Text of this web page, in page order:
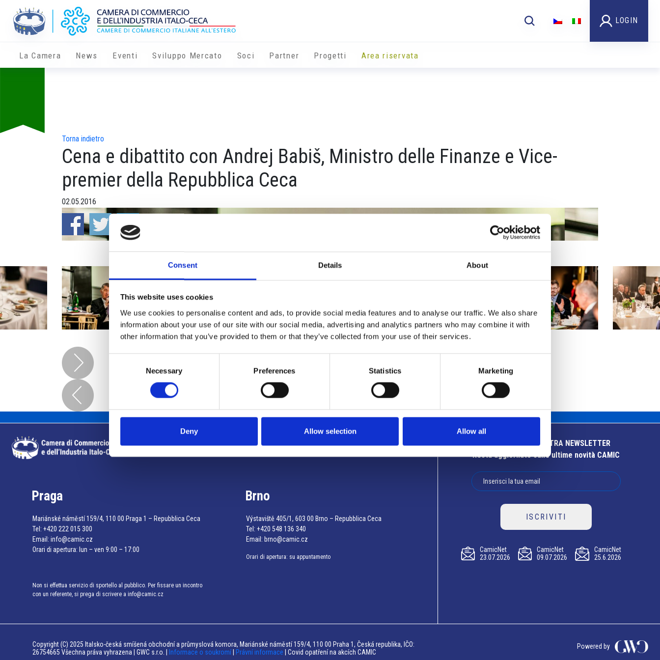
Consent Details About
This website uses cookies
We use cookies to personalise content and ads, to provide social media features and to analyse our traffic. We also share
information about your use of our site with our social media, advertising and analytics partners who may combine it with
other information that you’ve provided to them or that they’ve collected from your use of their services.
Necessary Preferences Statistics Marketing
Deny Allow selection Allow all
LOGIN
La Camera News Eventi Sviluppo Mercato Soci Partner Progetti Area riservata
Foto
Torna indietro
Cena e dibattito con Andrej Babiš, Ministro delle Finanze e Vice-
premier della Repubblica Ceca
02.05.2016
Info utili
Praga
Mariánské náměstí 159/4, 110 00 Praga 1 – Repubblica Ceca
Tel: +420 222 015 300
Email: info@camic.cz
Orari di apertura: lun – ven 9:00 – 17:00
Non si effettua servizio di sportello al pubblico. Per fissare un incontro
con un referente, si prega di scrivere a info@camic.cz
Brno
Výstaviště 405/1, 603 00 Brno – Repubblica Ceca
Tel:+420 548 136 340
Email: brno@camic.cz
Orari di apertura: su appuntamento
ISCRIVITI ALLA NOSTRA NEWSLETTER
Resta aggiornato sulle ultime novità CAMIC
ISCRIVITI
CamicNet
23.07.2026
CamicNet
09.07.2026
CamicNet
25.6.2026
Copyright (C) 2025 Italsko-česká smíšená obchodní a průmyslová komora, Mariánské náměstí 159/4, 110 00 Praha 1, Česká republika, IČO:
26754665 Všechna práva vyhrazena | GWC s.r.o. |
Informace o soukromí Právní informace | Covid opatření na akcích CAMIC
Powered by